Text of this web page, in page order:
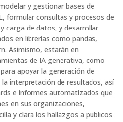
y gestionar bases de
formular consultas y procesos de
carga de datos, y desarrollar
en librerías como pandas,
Asimismo, estarán en
de IA generativa, como
apoyar la generación de
interpretación de resultados, así
e informes automatizados que
en sus organizaciones,
y clara los hallazgos a públicos